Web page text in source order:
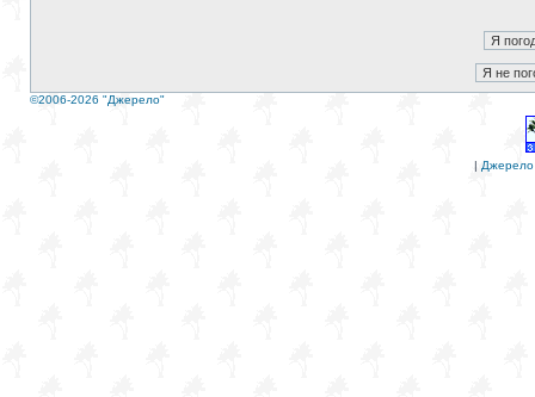
©2006-2026 "Джерело"
| Джерело